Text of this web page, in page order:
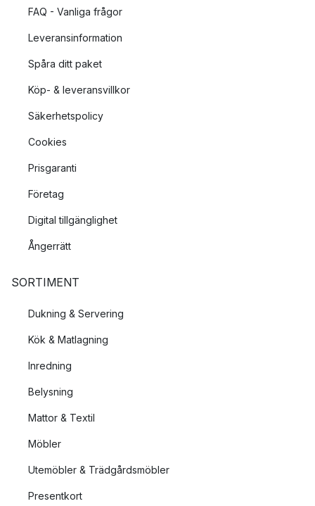
FAQ - Vanliga frågor
Leveransinformation
Spåra ditt paket
Köp- & leveransvillkor
Säkerhetspolicy
Cookies
Prisgaranti
Företag
Digital tillgänglighet
Ångerrätt
SORTIMENT
Dukning & Servering
Kök & Matlagning
Inredning
Belysning
Mattor & Textil
Möbler
Utemöbler & Trädgårdsmöbler
Presentkort